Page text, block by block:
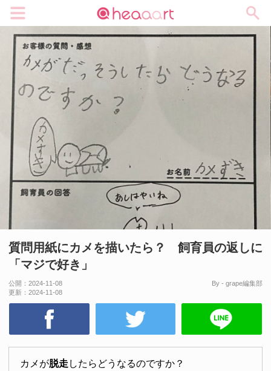
質問用紙にカメを描いたら？ 飼育員の返しに
「マジで好き」
公開： 2024-11-08
更新： 2024-11-08
By - grape編集部
カメが脱走 したらどうなるのですか？